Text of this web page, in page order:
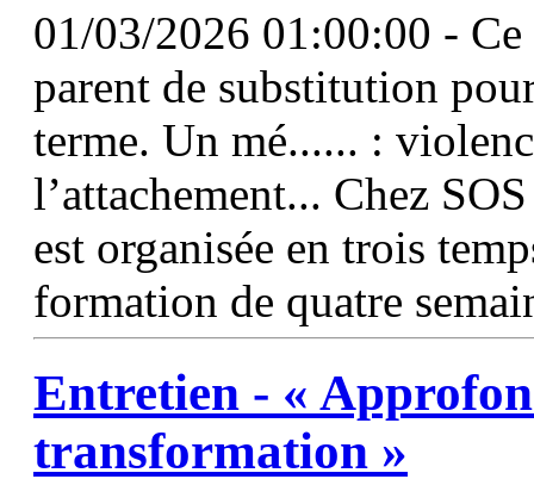
01/03/2026 01:00:00 -
parent de substitution
terme. Un mé...... :
l’attachement... Chez
est organisée en trois
formation de quatre
Entretien - «
transformation »